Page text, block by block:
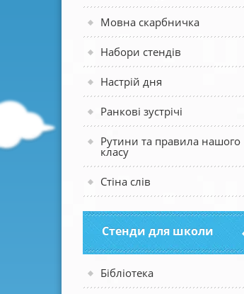
Мовна скарбничка
Набори стендів
Настрій дня
Ранкові зустрічі
Рутини та правила нашого
класу
Стіна слів
Стенди для школи
Бібліотека